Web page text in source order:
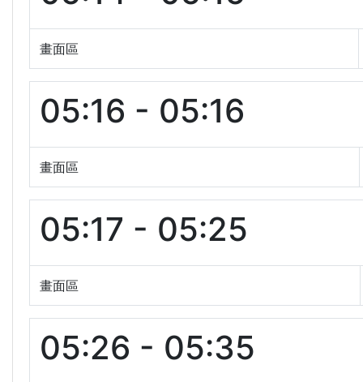
畫面區
05:16 - 05:16
畫面區
05:17 - 05:25
畫面區
05:26 - 05:35